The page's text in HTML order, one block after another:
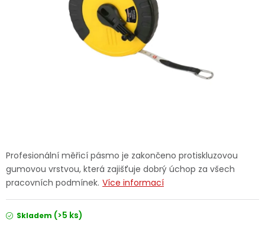
Dětská hřiště
Autodoplňky
Fotovoltaika
Výprodej
Značky
Profesionální měřicí pásmo je zakončeno protiskluzovou
gumovou vrstvou, která zajišťuje dobrý úchop za všech
pracovních podmínek. Více informací
Skladem (>5 ks)